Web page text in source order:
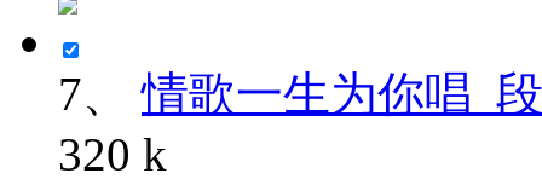
7、
情歌一生为你唱_
320 k